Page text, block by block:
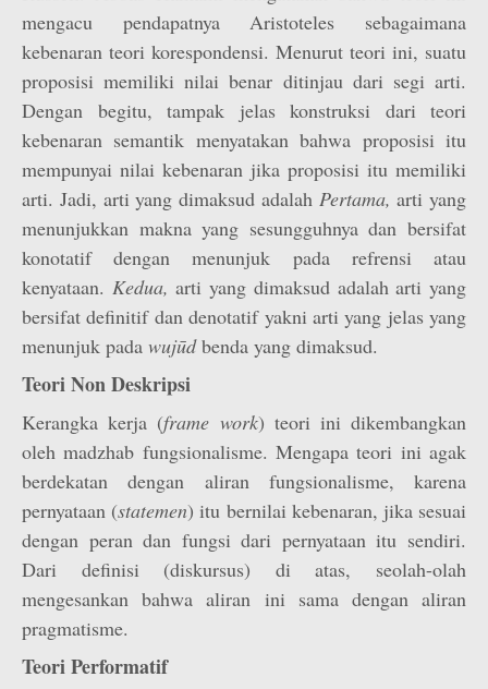
mengacu pendapatnya Aristoteles sebagaimana
kebenaran teori korespondensi. Menurut teori ini, suatu
proposisi memiliki nilai benar ditinjau dari segi arti.
Dengan begitu, tampak jelas konstruksi dari teori
kebenaran semantik menyatakan bahwa proposisi itu
mempunyai nilai kebenaran jika proposisi itu memiliki
arti. Jadi, arti yang dimaksud adalah Pertama, arti yang
menunjukkan makna yang sesungguhnya dan bersifat
konotatif dengan menunjuk pada refrensi atau
kenyataan. Kedua, arti yang dimaksud adalah arti yang
bersifat definitif dan denotatif yakni arti yang jelas yang
menunjuk pada wujūdbenda yang dimaksud.
Teori Non Deskripsi
Kerangka kerja (frame work) teori ini dikembangkan
oleh madzhab fungsionalisme. Mengapa teori ini agak
berdekatan dengan aliran fungsionalisme, karena
pernyataan (statemen) itu bernilai kebenaran, jika sesuai
dengan peran dan fungsi dari pernyataan itu sendiri.
Dari definisi (diskursus) di atas, seolah-olah
mengesankan bahwa aliran ini sama dengan aliran
pragmatisme.
Teori Performatif